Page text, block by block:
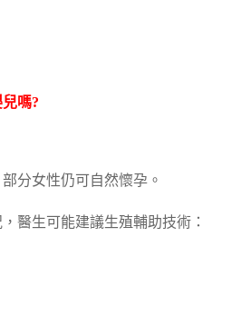
嗎?
分女性仍可自然懷孕。
醫生可能建議生殖輔助技術：